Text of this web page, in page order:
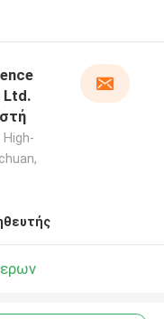
Ltd.
High-